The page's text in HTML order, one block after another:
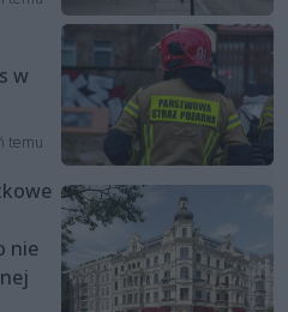
w
temu
nie